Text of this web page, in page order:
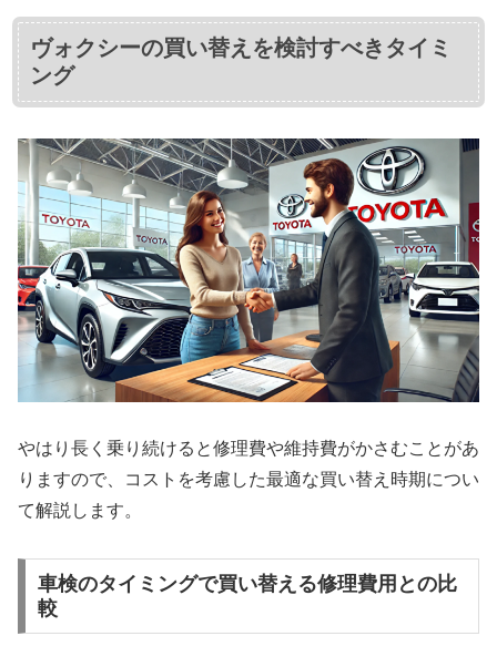
ヴォクシーの買い替えを検討すべきタイミ
ング
やはり長く乗り続けると修理費や維持費がかさむことがあ
りますので、コストを考慮した最適な買い替え時期につい
て解説します。
車検のタイミングで買い替える修理費用との比
較